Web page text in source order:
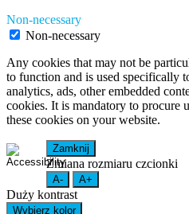
Non-necessary
Non-necessary
Any cookies that may not be
to function and is used specifically
analytics, ads, other embedded
cookies. It is mandatory to procure
these cookies on your website.
Zamknij
Zmiana rozmiaru czcionki
A- A+
Duży kontrast
Wybierz kolor